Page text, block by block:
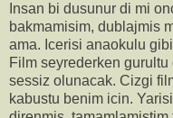
Insan bi dusunur di mi
bakmamisim, dublajmis
ama. Icerisi anaokulu
Film seyrederken
sessiz olunacak. Cizgi
kabustu benim icin.